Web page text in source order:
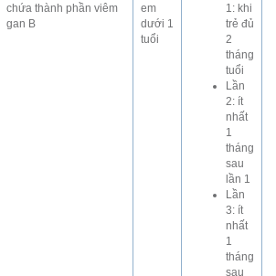
chứa thành phần viêm
gan B
em
dưới 1
tuổi
1: khi
trẻ đủ
2
tháng
tuổi
Lần
2: ít
nhất
1
tháng
sau
lần 1
Lần
3: ít
nhất
1
tháng
sau